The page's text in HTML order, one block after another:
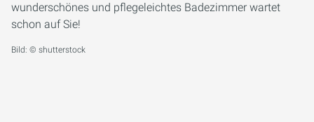
wunderschönes und pflegeleichtes Badezimmer wartet
schon auf Sie!
Bild: © shutterstock